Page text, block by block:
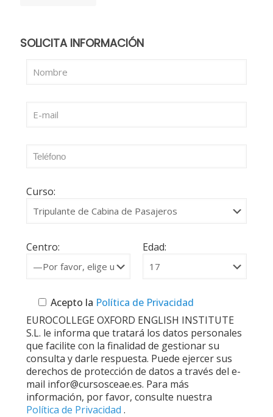
SOLICITA INFORMACIÓN
Curso:
Centro: Edad:
Acepto la Política de Privacidad
EUROCOLLEGE OXFORD ENGLISH INSTITUTE
S.L. le informa que tratará los datos personales
que facilite con la finalidad de gestionar su
consulta y darle respuesta. Puede ejercer sus
derechos de protección de datos a través del e-
mail infor@cursosceae.es. Para más
información, por favor, consulte nuestra
Política de Privacidad .